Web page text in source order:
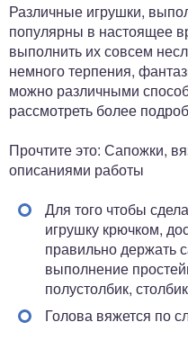
Различные игрушки,
популярны в настоящее
выполнить их совсем
немного терпения,
можно различными
рассмотреть более
Прочтите это: Сапожки,
описаниями работы
Для того чтобы
игрушку крючком,
правильно держать
выполнение
полустолбик,
Голова вяжется по